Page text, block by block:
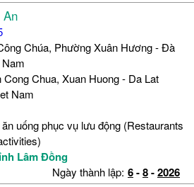
An
Chúa, Phường Xuân Hương - Đà
Cong Chua, Xuan Huong - Da Lat
Nam
uống phục vụ lưu động (Restaurants
Lâm Đồng
Ngày thành lập: 6-8-2026